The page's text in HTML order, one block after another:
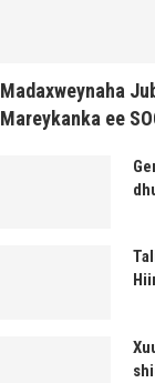
Madaxweynaha
Mareykanka ee